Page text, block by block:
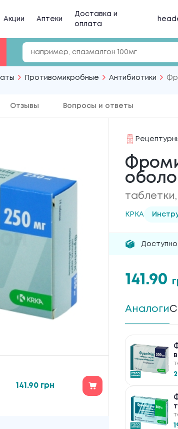
Акции Аптеки
Доставка и
оплата
Противомикробные Антибиотики
Отзывы Вопросы и ответы
141.90 грн
КРКА
Доступно
141.90
Аналоги